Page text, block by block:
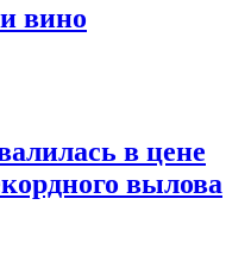
вино
в цене
вылова